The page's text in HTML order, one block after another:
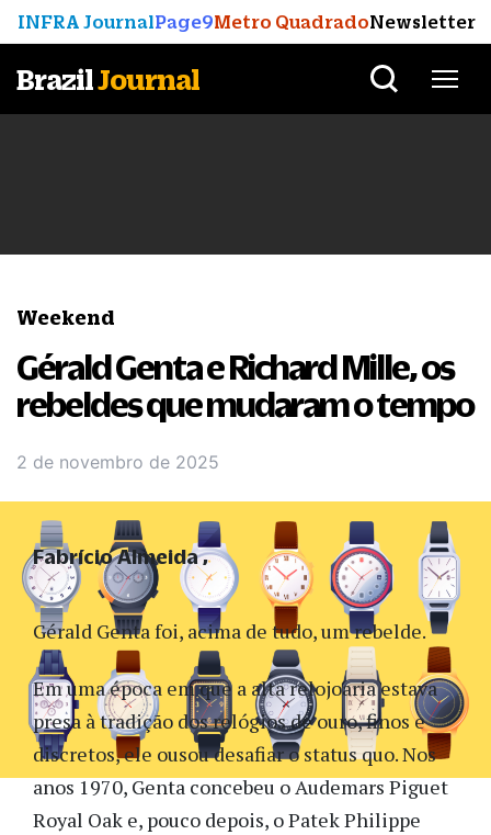
INFRA JournalPage9Metro QuadradoNewsletter
BrazilJournal
Weekend
Gérald Genta e Richard Mille, os
rebeldes que mudaram o tempo
2 de novembro de 2025
Gérald Genta foi, acima de tudo, um rebelde.
Em uma época em que a alta relojoaria estava
presa à tradição dos relógios de ouro, finos e
discretos, ele ousou desafiar o status quo. Nos
anos 1970, Genta concebeu o Audemars Piguet
Royal Oak e, pouco depois, o Patek Philippe
Fabrício Almeida